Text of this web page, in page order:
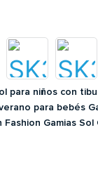
para niños con
para bebés
Gamias Sol